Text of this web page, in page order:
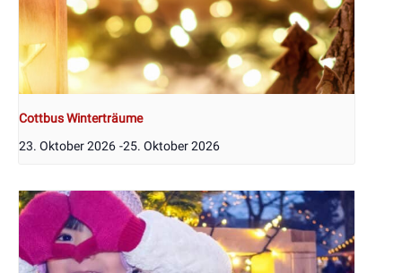
Cottbus Winterträume
23. Oktober 2026 -25. Oktober 2026